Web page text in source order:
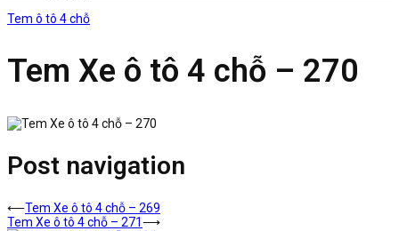
Tem ô tô 4 chỗ
Tem Xe ô tô 4 chỗ – 270
Post navigation
⟵Tem Xe ô tô 4 chỗ – 269
Tem Xe ô tô 4 chỗ – 271⟶